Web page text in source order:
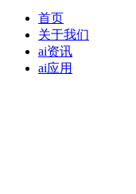
首页
关于我们
ai资讯
ai应用